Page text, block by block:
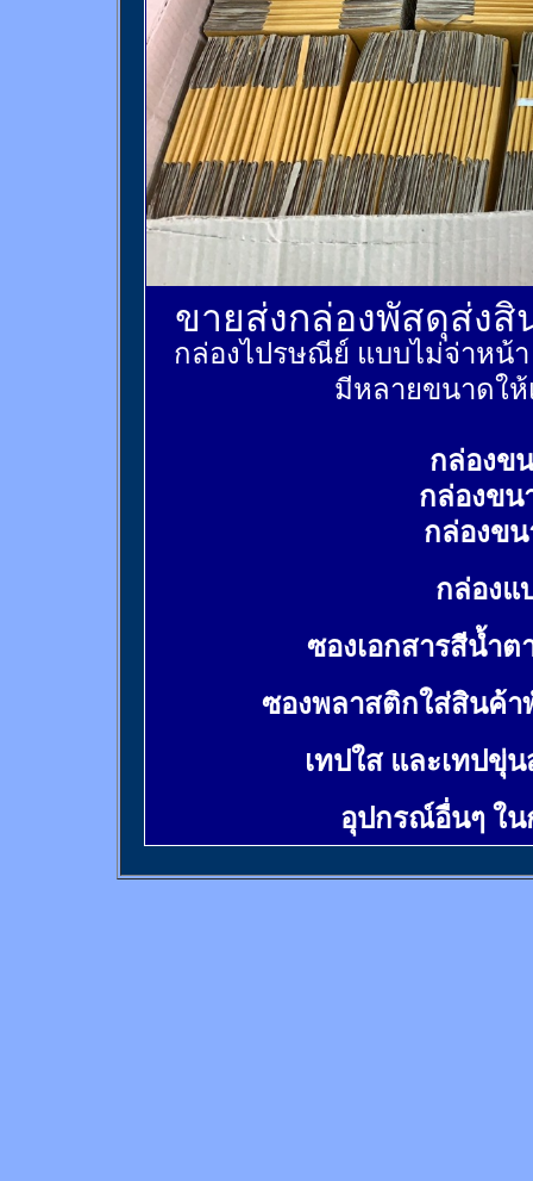
ขายส่งกล่องพัสดุส่ง
กล่องไปรษณีย์ แบบไม่จ่าหน้
มีหลายขนาดให้
กล่องข
กล่องขน
กล่องข
กล่องแ
ซองเอกสารสีน้ำต
ซองพลาสติกใส่สินค้า
เทปใส และเทปขุ่
อุปกรณ์อื่นๆ ใ